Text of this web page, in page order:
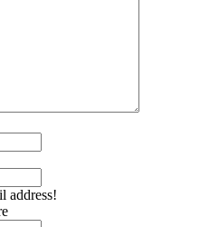
address!